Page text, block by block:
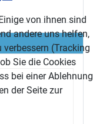
von ihnen sind
andere uns helfen,
(Tracking
Sie die Cookies
bei einer Ablehnung
der Seite zur